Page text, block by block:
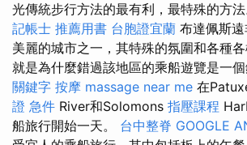
光傳統步行方法的最有利，最特殊的方法
記帳士 推薦用書 台胞證宜蘭 布達佩斯
美麗的城市之一，其特殊的氛圍和各種
就是為什麼錯過該地區的乘船遊覽是一個
關鍵字 按摩 massage near me 在
證 急件 River和Solomons 指壓課程
船旅行開始一天。 台中整脊 GOOGLE